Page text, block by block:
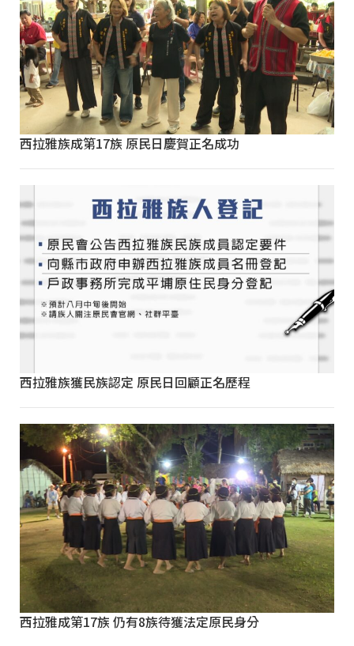
西拉雅族成第17族 原民日慶賀正名成功
西拉雅族獲民族認定 原民日回顧正名歷程
西拉雅成第17族 仍有8族待獲法定原民身分